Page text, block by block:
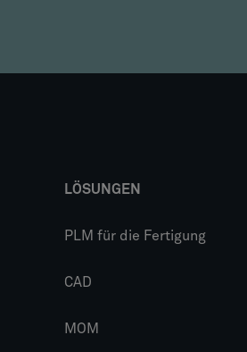
LÖSUNGEN
PLM für die Fertigung
CAD
MOM